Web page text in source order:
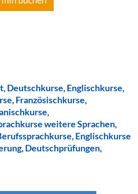
,Deutschkurse,Englischkurse,
,Französischkurse,
,
weitere Sprachen,
,Englischkurse
,Deutschprüfungen,